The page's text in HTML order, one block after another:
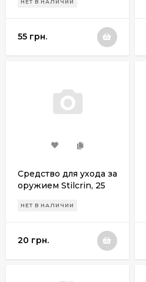
НЕТ В НАЛИЧИИ
55 грн.
Средство для ухода за
оружием Stilcrin, 25
НЕТ В НАЛИЧИИ
20 грн.